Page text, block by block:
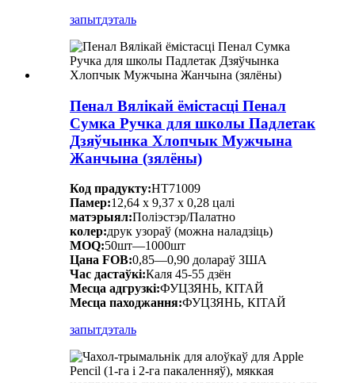
запытдэталь
Пенал Вялікай ёмістасці Пенал
Сумка Ручка для школы Падлетак
Дзяўчынка Хлопчык Мужчына
Жанчына (зялёны)
Код прадукту:HT71009
Памер:12,64 х 9,37 х 0,28 цалі
матэрыял:Поліэстэр/Палатно
колер:друк узораў (можна наладзіць)
MOQ:50шт—1000шт
Цана FOB:0,85—0,90 долараў ЗША
Час дастаўкі:Каля 45-55 дзён
Месца адгрузкі:ФУЦЗЯНЬ, КІТАЙ
Месца паходжання:ФУЦЗЯНЬ, КІТАЙ
запытдэталь